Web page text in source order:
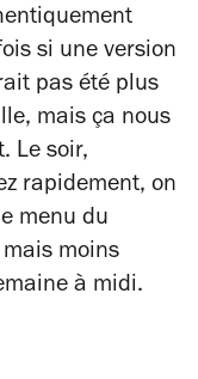
si une version
pas été plus
mais ça nous
Le soir,
rapidement, on
menu du
moins
à midi.